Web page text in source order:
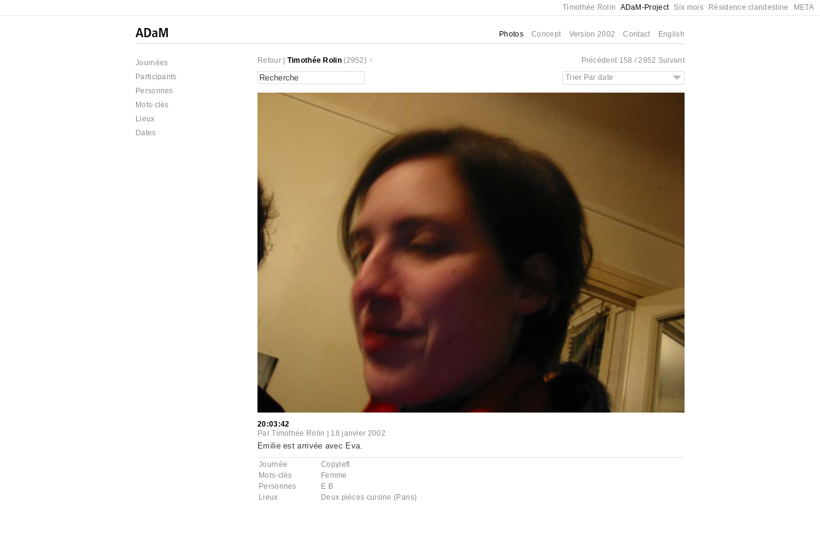
Timothée Rolin ADaM-Project Six mois Résidence clandestine META
Photos Concept Version 2002 Contact English
Journées
Participants
Personnes
Mots-clés
Lieux
Dates
Retour| Timothée Rolin(2952) Précédent 158 / 2952 Suivant
Trier Par date
20:03:42
ParTimothée Rolin 18 janvier 2002
Emilie est arrivée avec Eva.
Journée
Copyleft
Mots-clés
Femme
Personnes
E B
Lieux
Deux pièces cuisine (Paris)